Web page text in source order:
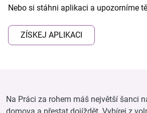
Nebo si stáhni aplikaci a upozorníme
ZÍSKEJ APLIKACI
Na Práci za rohem máš největší šanci
domova a přestat dojíždět. Vybírej z